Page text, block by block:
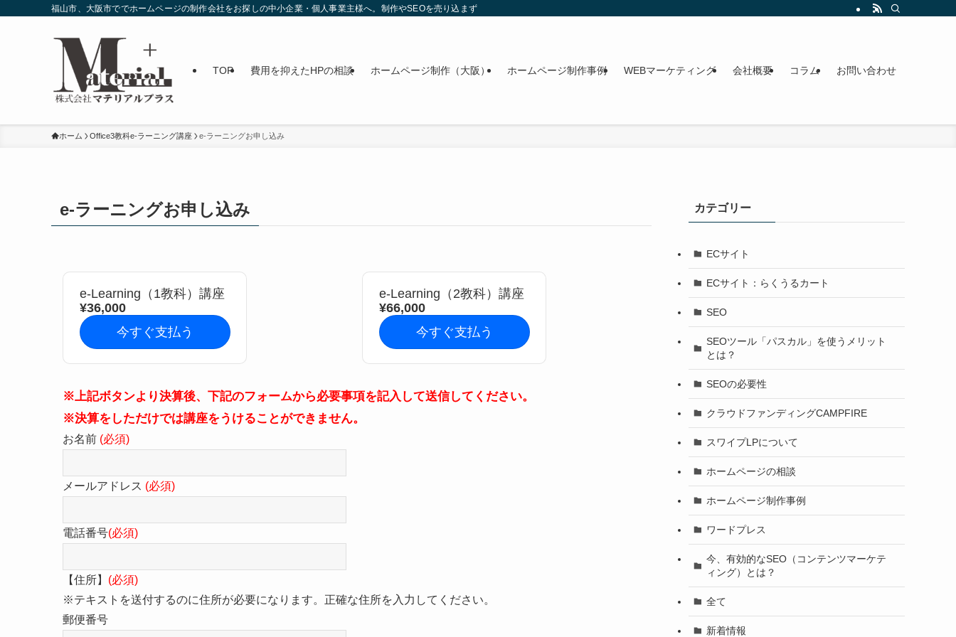
福山市、大阪市ででホームページの制作会社をお探しの中小企業・個人事業主様へ。制作やSEOを売り込まず、今のWebを整理する無料相談を行っています。オンライン・対面対応。
TOP 費用を抑えたHPの相談 ホームページ制作（大阪） ホームページ制作事例 WEBマーケティング 会社概要 コラム お問い合わせ
ホーム Office3教科e-ラーニング講座 e-ラーニングお申し込み
e-ラーニングお申し込み
e-Learning（1教科）講座
¥36,000
今すぐ支払う
e-Learning（2教科）講座
¥66,000
今すぐ支払う
※上記ボタンより決算後、下記のフォームから必要事項を記入して送信してください。
※決算をしただけでは講座をうけることができません。
お名前 (必須)
メールアドレス (必須)
電話番号(必須)
【住所】 (必須)
※テキストを送付するのに住所が必要になります。正確な住所を入力してください。
郵便番号
カテゴリー
ECサイト
ECサイト：らくうるカート
SEO
SEOツール「パスカル」を使うメリット
とは？
SEOの必要性
クラウドファンディングCAMPFIRE
スワイプLPについて
ホームページの相談
ホームページ制作事例
ワードプレス
今、有効的なSEO（コンテンツマーケテ
ィング）とは？
全て
新着情報